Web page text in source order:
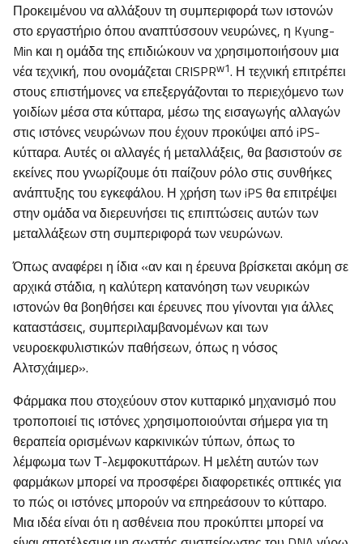
Προκειμένου να αλλάξουν τη συμπεριφορά των ιστονών
στο εργαστήριο όπου αναπτύσσουν νευρώνες, η Kyung-
Min και η ομάδα της επιδιώκουν να χρησιμοποιήσουν μια
νέα τεχνική, που ονομάζεται CRISPRw1. Η τεχνική επιτρέπει
στους επιστήμονες να επεξεργάζονται το περιεχόμενο των
γοιδίων μέσα στα κύτταρα, μέσω της εισαγωγής αλλαγών
στις ιστόνες νευρώνων που έχουν προκύψει από iPS-
κύτταρα. Αυτές οι αλλαγές ή μεταλλάξεις, θα βασιστούν σε
εκείνες που γνωρίζουμε ότι παίζουν ρόλο στις συνθήκες
ανάπτυξης του εγκεφάλου. Η χρήση των iPS θα επιτρέψει
στην ομάδα να διερευνήσει τις επιπτώσεις αυτών των
μεταλλάξεων στη συμπεριφορά των νευρώνων.
Όπως αναφέρει η ίδια «αν και η έρευνα βρίσκεται ακόμη σε
αρχικά στάδια, η καλύτερη κατανόηση των νευρικών
ιστονών θα βοηθήσει και έρευνες που γίνονται για άλλες
καταστάσεις, συμπεριλαμβανομένων και των
νευροεκφυλιστικών παθήσεων, όπως η νόσος
Αλτσχάιμερ».
Φάρμακα που στοχεύουν στον κυτταρικό μηχανισμό που
τροποποιεί τις ιστόνες χρησιμοποιούνται σήμερα για τη
θεραπεία ορισμένων καρκινικών τύπων, όπως το
λέμφωμα των Τ-λεμφοκυττάρων. Η μελέτη αυτών των
φαρμάκων μπορεί να προσφέρει διαφορετικές οπτικές για
το πώς οι ιστόνες μπορούν να επηρεάσουν το κύτταρο.
Μια ιδέα είναι ότι η ασθένεια που προκύπτει μπορεί να